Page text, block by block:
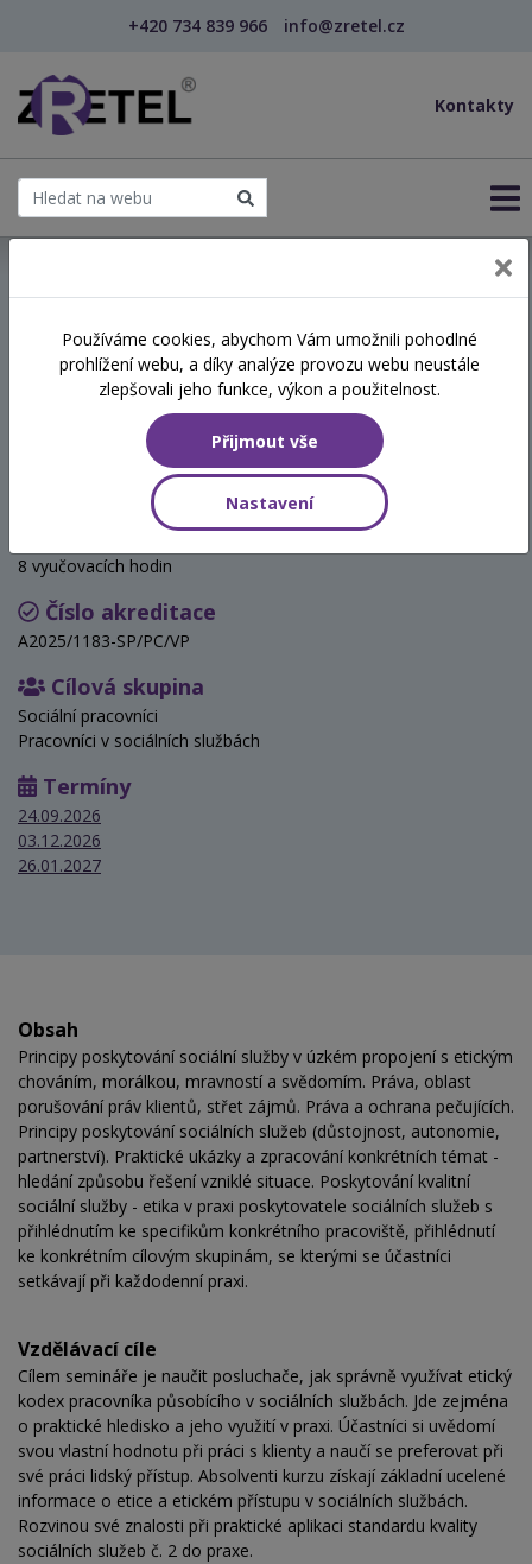
+420 734 839 966 info@zretel.cz
Kontakty
Etika v sociálních službách
pohledem sociálního
pracovníka
Hodinová dotace
8 vyučovacích hodin
Číslo akreditace
A2025/1183-SP/PC/VP
Cílová skupina
Sociální pracovníci
Pracovníci v sociálních službách
Termíny
24.09.2026
03.12.2026
26.01.2027
Obsah
Principy poskytování sociální služby v úzkém propojení s etickým
chováním, morálkou, mravností a svědomím. Práva, oblast
porušování práv klientů, střet zájmů. Práva a ochrana pečujících.
Principy poskytování sociálních služeb (důstojnost, autonomie,
partnerství). Praktické ukázky a zpracování konkrétních témat -
hledání způsobu řešení vzniklé situace. Poskytování kvalitní
sociální služby - etika v praxi poskytovatele sociálních služeb s
přihlédnutím ke specifikům konkrétního pracoviště, přihlédnutí
ke konkrétním cílovým skupinám, se kterými se účastníci
setkávají při každodenní praxi.
Vzdělávací cíle
Cílem semináře je naučit posluchače, jak správně využívat etický
kodex pracovníka působícího v sociálních službách. Jde zejména
o praktické hledisko a jeho využití v praxi. Účastníci si uvědomí
svou vlastní hodnotu při práci s klienty a naučí se preferovat při
své práci lidský přístup. Absolventi kurzu získají základní ucelené
informace o etice a etickém přístupu v sociálních službách.
Rozvinou své znalosti při praktické aplikaci standardu kvality
sociálních služeb č. 2 do praxe.
Používáme cookies, abychom Vám umožnili pohodlné
prohlížení webu, a díky analýze provozu webu neustále
zlepšovali jeho funkce, výkon a použitelnost.
Přijmout vše
Nastavení